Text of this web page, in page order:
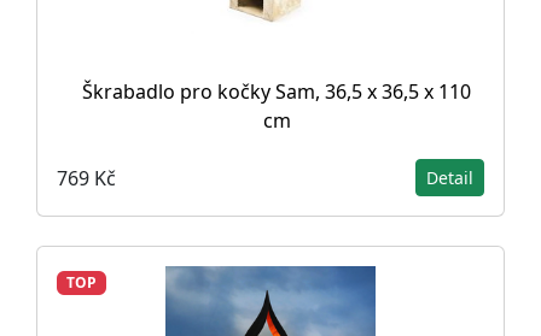
Škrabadlo pro kočky Sam, 36,5 x 36,5 x 110
cm
769 Kč Detail
TOP